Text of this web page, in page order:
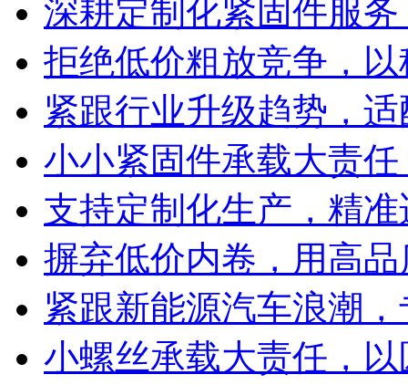
深耕定制化紧固件服
拒绝低价粗放竞争，
紧跟行业升级趋势，
小小紧固件承载大责
支持定制化生产，精
摒弃低价内卷，用高
紧跟新能源汽车浪潮
小螺丝承载大责任，